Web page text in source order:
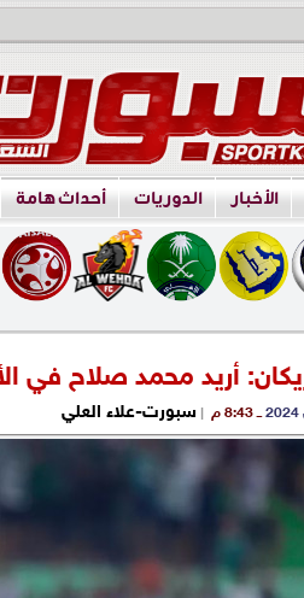
الأخبار الدوريات أحداث هامة
أريد محمد صلاح في
ــ 8:43 م | سبورت-علاء العلي